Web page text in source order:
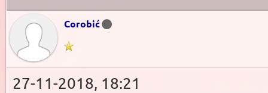
Corobić
27-11-2018, 18:21